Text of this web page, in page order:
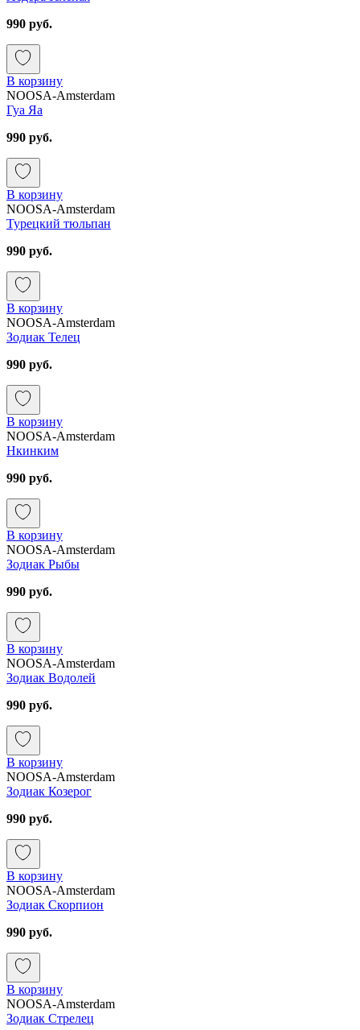
990 руб.
В корзину
NOOSA-Amsterdam
Гуа Яа
990 руб.
В корзину
NOOSA-Amsterdam
Турецкий тюльпан
990 руб.
В корзину
NOOSA-Amsterdam
Зодиак Телец
990 руб.
В корзину
NOOSA-Amsterdam
Нкинким
990 руб.
В корзину
NOOSA-Amsterdam
Зодиак Рыбы
990 руб.
В корзину
NOOSA-Amsterdam
Зодиак Водолей
990 руб.
В корзину
NOOSA-Amsterdam
Зодиак Козерог
990 руб.
В корзину
NOOSA-Amsterdam
Зодиак Скорпион
990 руб.
В корзину
NOOSA-Amsterdam
Зодиак Стрелец